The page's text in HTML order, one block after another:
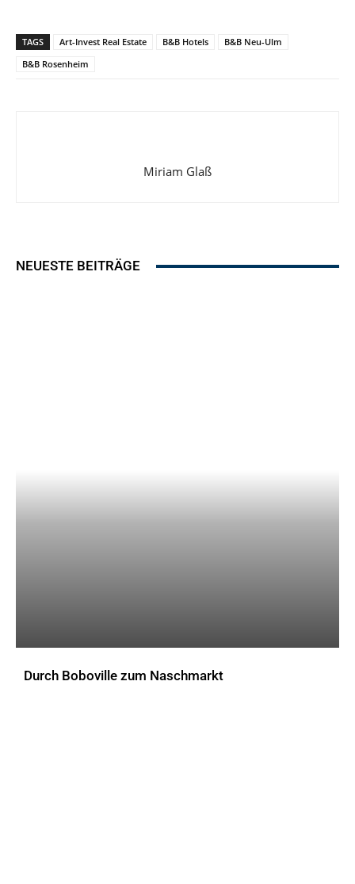
TAGS Art-Invest Real Estate B&B Hotels
B&B Neu-Ulm
B&B Rosenheim
Miriam Glaß
NEUESTE BEITRÄGE
Durch Boboville zum Naschmarkt